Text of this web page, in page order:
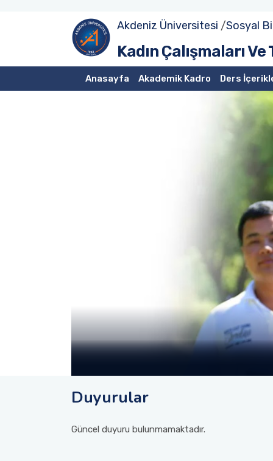
Akdeniz Üniversitesi /Sosyal
Kadın Çalışmaları
Anasayfa Akademik Kadro Ders
Duyurular
Güncel duyuru bulunmamaktadır.